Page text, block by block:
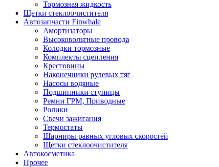
Тормозная жидкость
Щетки стеклоочистителя
Автозапчасти Finwhale
Амортизаторы
Высоковольтные провода
Колодки тормозные
Комплекты сцепления
Крестовины
Наконечники рулевых тяг
Насосы водяные
Подшипники ступицы
Ремни ГРМ, Приводные
Ролики
Свечи зажигания
Термостаты
Шарниры равных угловых скоростей
Щетки стеклоочистителя
Автокосметика
Прочее